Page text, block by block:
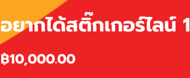
อยากได้สติ๊กเกอร์ไลน์ 1
฿10,000.00ราคา